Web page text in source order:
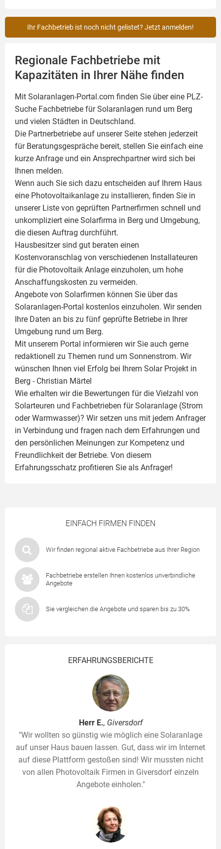
EINFACH FIRMEN FINDEN
Wir finden regional aktive Fachbetriebe aus Ihrer Region
Fachbetriebe erstellen Ihnen kostenlos unverbindliche
Angebote
Sie vergleichen die Angebote und sparen bis zu 30%
ERFAHRUNGSBERICHTE
Herr E., Giversdorf
"Wir wollten so günstig wie möglich eine Solaranlage
auf unser Haus bauen lassen. Gut, dass wir im Internet
auf diese Plattform gestoßen sind! Wir mussten nicht
von allen Photovoltaik Firmen in Giversdorf einzeln
Angebote einholen."
Ihr Fachbetrieb ist noch nicht gelistet? Jetzt anmelden!
Regionale Fachbetriebe mit
Kapazitäten in Ihrer Nähe finden
Mit Solaranlagen-Portal.com finden Sie über eine PLZ-
Suche Fachbetriebe fürSolaranlagen rund um Berg
und vielen Städten in Deutschland.
Die Partnerbetriebe auf unserer Seite stehen jederzeit
für Beratungsgespräche bereit, stellen Sie einfach eine
kurze Anfrage und ein Ansprechpartner wird sich bei
Ihnen melden.
Wenn auch Sie sich dazu entscheiden auf Ihrem Haus
eine Photovoltaikanlage zu installieren, finden Sie in
unserer Liste von geprüften Partnerfirmen schnell und
unkompliziert eine Solarfirma in Berg und Umgebung,
die diesen Auftrag durchführt.
Hausbesitzer sind gut beraten einen
Kostenvoranschlag von verschiedenen Installateuren
für die Photovoltaik Anlage einzuholen, um hohe
Anschaffungskosten zu vermeiden.
Angebote von Solarfirmen können Sie über das
Solaranlagen-Portal kostenlos einzuholen. Wir senden
Ihre Daten an bis zu fünf geprüfte Betriebe in Ihrer
Umgebung rund um Berg.
Mit unserem Portal informieren wir Sie auch gerne
redaktionell zu Themen rund um Sonnenstrom. Wir
wünschen Ihnen viel Erfolg bei Ihrem Solar Projekt in
Berg - Christian Märtel
Wie erhalten wir die Bewertungen für die Vielzahl von
Solarteuren und Fachbetrieben für Solaranlage (Strom
oder Warmwasser)? Wir setzen uns mit jedem Anfrager
in Verbindung und fragen nach dem Erfahrungen und
den persönlichen Meinungen zur Kompetenz und
Freundlichkeit der Betriebe. Von diesem
Erfahrungsschatz profitieren Sie als Anfrager!